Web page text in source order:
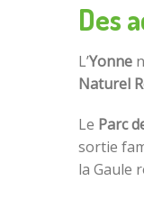
Des
L’Yonne
Naturel
Le Parc
sortie
la Gaule